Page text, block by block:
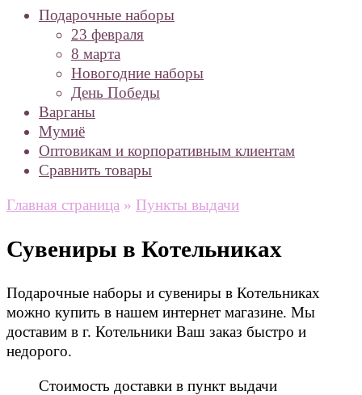
Подарочные наборы
23 февраля
8 марта
Новогодние наборы
День Победы
Варганы
Мумиё
Оптовикам и корпоративным клиентам
Сравнить товары
Главная страница » Пункты выдачи
Сувениры в Котельниках
Подарочные наборы и сувениры в Котельниках
можно купить в нашем интернет магазине. Мы
доставим в г. Котельники Ваш заказ быстро и
недорого.
Стоимость доставки в пункт выдачи